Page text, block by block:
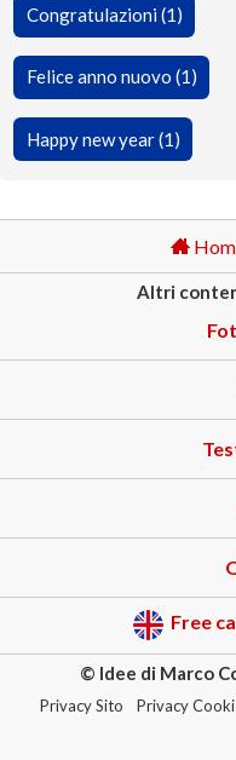
Congratulazioni (1)
Felice anno nuovo (1)
Happy new year (1)
Altri
Free
© Idee di Marco
Privacy Sito Privacy